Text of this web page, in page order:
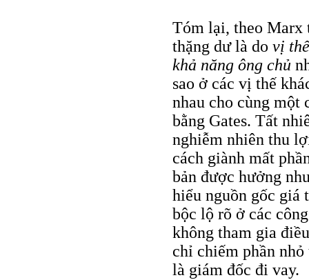
Tóm lại, theo Marx
thặng dư là do vị thế
khả năng ông chủ
sao ở các vị thế
nhau cho cùng một
bằng Gates. Tất
nghiễm nhiên thu
cách giành mất
bản được hưởng
hiểu nguồn gốc giá
bộc lộ rõ ở các
không tham gia
chỉ chiếm phần
là giám đốc đi vay.